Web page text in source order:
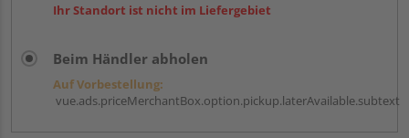
Ihr Standort ist nicht im Liefergebiet
Beim Händler abholen
Auf Vorbestellung:
vue.ads.priceMerchantBox.option.pickup.laterAvailable.subtext